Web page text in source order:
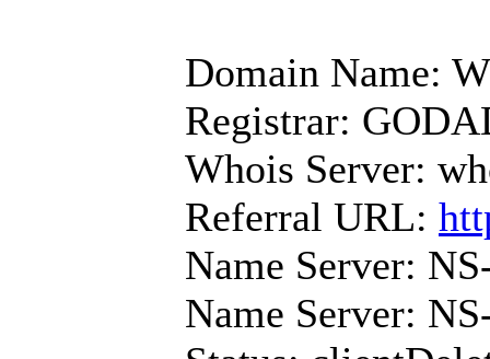
Domain Name:
Registrar:
Whois Server:
Referral URL:
Name Server:
Name Server: